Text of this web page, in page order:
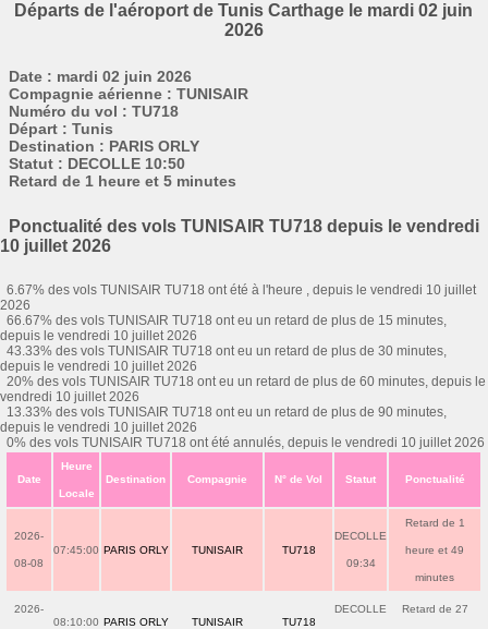
Départs de l'aéroport de Tunis Carthage le mardi 02 juin
2026
Date : mardi 02 juin 2026
Compagnie aérienne : TUNISAIR
Numéro du vol : TU718
Départ : Tunis
Destination : PARIS ORLY
Statut : DECOLLE 10:50
Retard de 1 heure et 5 minutes
Ponctualité des vols TUNISAIR TU718 depuis le vendredi
10 juillet 2026
6.67% des vols TUNISAIR TU718 ont été à l'heure , depuis le vendredi 10 juillet
2026
66.67% des vols TUNISAIR TU718 ont eu un retard de plus de 15 minutes,
depuis le vendredi 10 juillet 2026
43.33% des vols TUNISAIR TU718 ont eu un retard de plus de 30 minutes,
depuis le vendredi 10 juillet 2026
20% des vols TUNISAIR TU718 ont eu un retard de plus de 60 minutes, depuis le
vendredi 10 juillet 2026
13.33% des vols TUNISAIR TU718 ont eu un retard de plus de 90 minutes,
depuis le vendredi 10 juillet 2026
0% des vols TUNISAIR TU718 ont été annulés, depuis le vendredi 10 juillet 2026
Date
Heure
Locale
Destination Compagnie N° de Vol Statut Ponctualité
2026-
08-08
07:45:00 PARIS ORLY TUNISAIR TU718
DECOLLE
09:34
Retard de 1
heure et 49
minutes
2026-
08:10:00 PARIS ORLY TUNISAIR TU718
DECOLLE Retard de 27